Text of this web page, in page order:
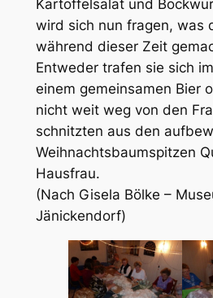
Kartoffelsalat und
wird sich nun fragen, was
während dieser Zeit
Entweder trafen sie sich
einem gemeinsamen Bier
nicht weit weg von den
schnitzten aus den
Weihnachtsbaumspitzen
Hausfrau.
(Nach Gisela Bölke –
Jänickendorf)